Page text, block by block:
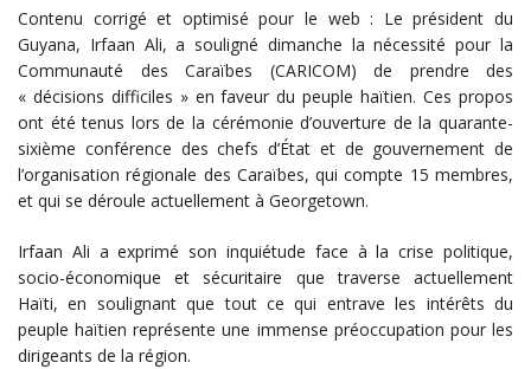
Contenu corrigé et optimisé pour le web : Le président du
Guyana, Irfaan Ali, a souligné dimanche la nécessité pour la
Communauté des Caraïbes (CARICOM) de prendre des
« décisions difficiles » en faveur du peuple haïtien. Ces propos
ont été tenus lors de la cérémonie d’ouverture de la quarante-
sixième conférence des chefs d’État et de gouvernement de
l’organisation régionale des Caraïbes, qui compte 15 membres,
et qui se déroule actuellement à Georgetown.
Irfaan Ali a exprimé son inquiétude face à la crise politique,
socio-économique et sécuritaire que traverse actuellement
Haïti, en soulignant que tout ce qui entrave les intérêts du
peuple haïtien représente une immense préoccupation pour les
dirigeants de la région.